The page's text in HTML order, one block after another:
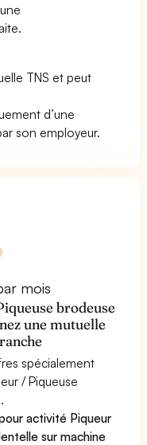
TNS et peut
d’une
son employeur.
mois
brodeuse
une mutuelle
spécialement
/ Piqueuse
activité Piqueur
sur machine